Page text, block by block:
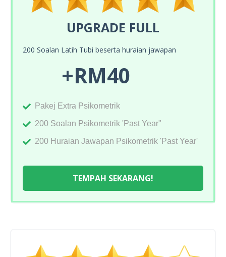
UPGRADE FULL
200 Soalan Latih Tubi beserta huraian jawapan
+RM40
Pakej Extra Psikometrik
200 Soalan Psikometrik 'Past Year"
200 Huraian Jawapan Psikometrik 'Past Year'
TEMPAH SEKARANG!